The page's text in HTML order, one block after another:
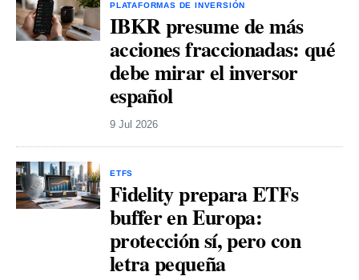
PLATAFORMAS DE INVERSIÓN
IBKR presume de más
acciones fraccionadas: qué
debe mirar el inversor
español
9 Jul 2026
ETFS
Fidelity prepara ETFs
buffer en Europa:
protección sí, pero con
letra pequeña